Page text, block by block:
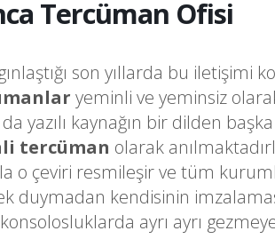
Tercüman Ofisi
son yıllarda bu iletişimi
yeminli ve yeminsiz
yazılı kaynağın bir dilden
tercüman olarak
o çeviri resmileşir ve tüm
duymadan kendisinin
ayrı ayrı